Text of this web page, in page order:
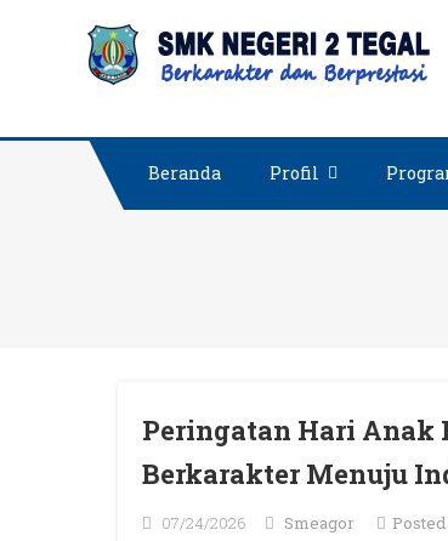
Beranda Profil
Peringatan Hari Anak
Berkarakter Menuju
07/24/2026 Smeagor